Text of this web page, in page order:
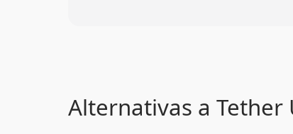
Alternativas a Tether